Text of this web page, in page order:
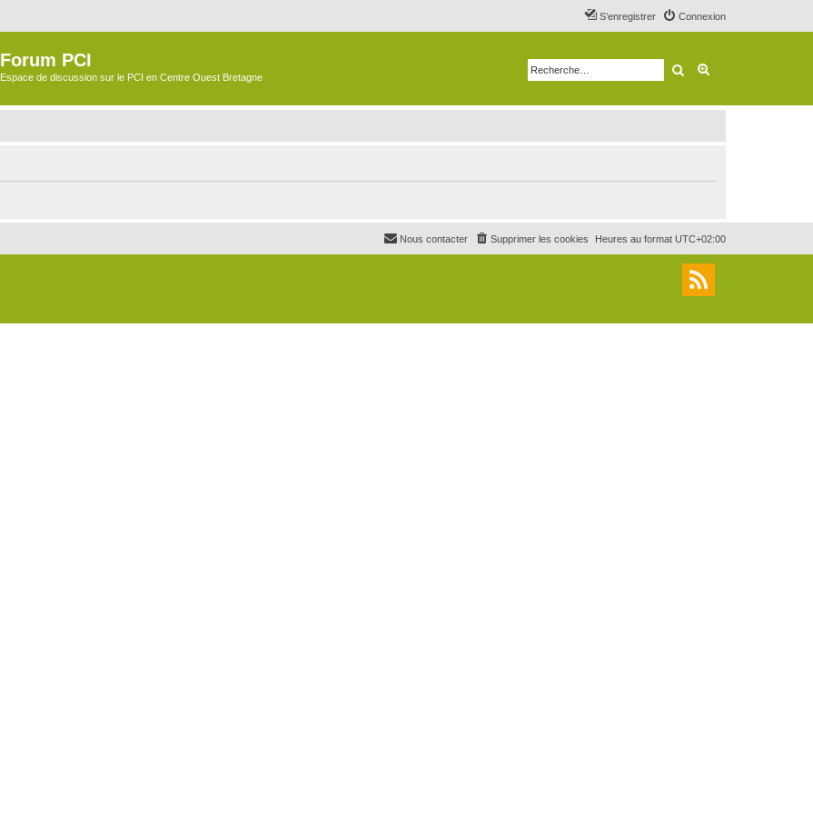
Connexion
S’enregistrer
Forum PCI
Espace de discussion sur le PCI en Centre Ouest Bretagne Rechercher
Heures au format UTC+02:00
Supprimer les cookies
Nous contacter